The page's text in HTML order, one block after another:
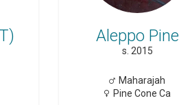
Aleppo Pine
s. 2015
Maharajah
Pine Cone Ca